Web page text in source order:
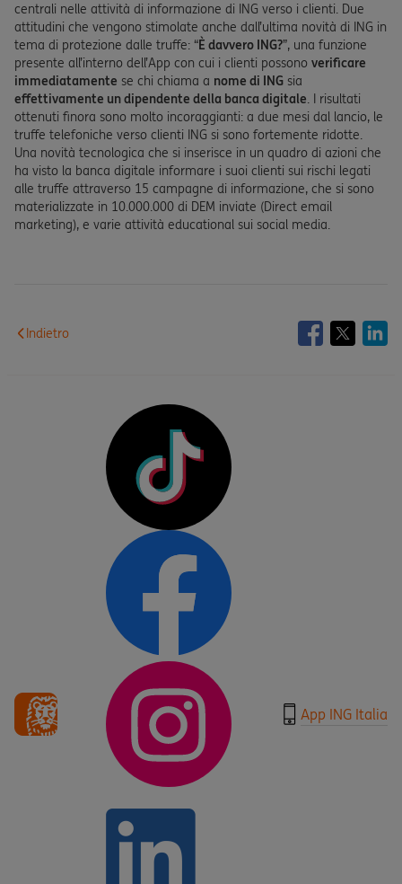
centrali nelle attività di informazione di ING verso i clienti. Due
attitudini che vengono stimolate anche dall’ultima novità di ING in
tema di protezione dalle truffe: “È davvero ING?”, una funzione
presente all’interno dell’App con cui i clienti possono verificare
immediatamente se chi chiama a nome di ING sia
effettivamente un dipendente della banca digitale. I risultati
ottenuti finora sono molto incoraggianti: a due mesi dal lancio, le
truffe telefoniche verso clienti ING si sono fortemente ridotte.
Una novità tecnologica che si inserisce in un quadro di azioni che
ha visto la banca digitale informare i suoi clienti sui rischi legati
alle truffe attraverso 15 campagne di informazione, che si sono
materializzate in 10.000.000 di DEM inviate (Direct email
marketing), e varie attività educational sui social media.
Indietro
App ING Italia